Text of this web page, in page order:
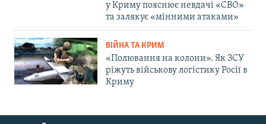
у Криму пояснює невдачі «СВО»
та залякує «мінними атаками»
ВІЙНА ТА КРИМ
«Полювання на колони». Як ЗСУ
ріжуть військову логістику Росії в
Криму